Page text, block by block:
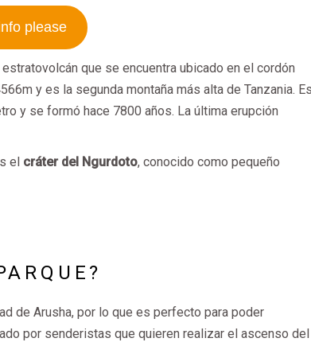
please
que se encuentra ubicado en el cordón
y es la segunda montaña más alta de Tanzania.
y se formó hace 7800 años. La última erupción
el cráter del Ngurdoto, conocido como pequeño
de Arusha, por lo que es perfecto para poder
por senderistas que quieren realizar el ascenso del